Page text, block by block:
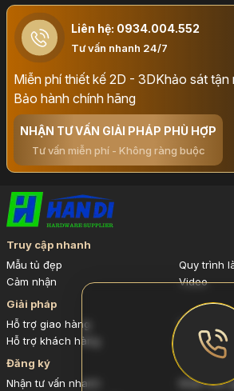
Liên hệ: 0934.004.552
Tư vấn nhanh 24/7
Miễn phí thiết kế 2D - 3DKhảo sát tận
Bảo hành chính hãng
NHẬN TƯ VẤN GIẢI PHÁP PHÙ HỢP
Tư vấn miễn phí - Không ràng buộc
Truy cập nhanh
Mẫu tủ đẹp
Quy trình
Cảm nhận
Video
Giải pháp
Hỗ trợ giao hàng
Chính
Hỗ trợ khách hàng
Đóng gói
Đăng ký
Nhận tư vấn nhanh
Nhận báo